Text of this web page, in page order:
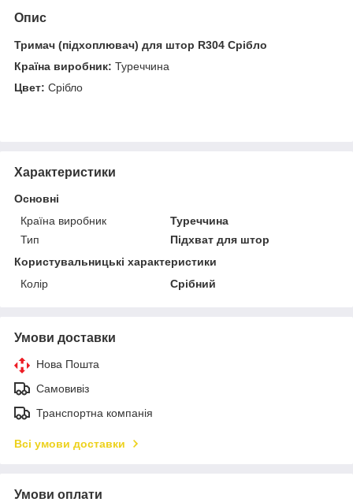
Опис
Тримач (підхоплювач) для штор R304 Срібло
Країна виробник: Туреччина
Цвет: Срібло
Характеристики
Основні
Країна виробник
Туреччина
Тип
Підхват для штор
Користувальницькі характеристики
Колір
Срібний
Умови доставки
Нова Пошта
Самовивіз
Транспортна компанія
Всі умови доставки
Умови оплати